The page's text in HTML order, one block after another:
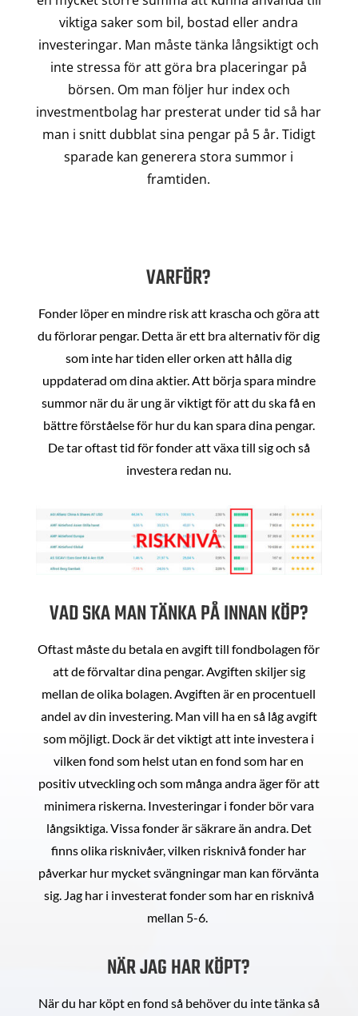
viktiga saker som bil, bostad eller andra
investeringar. Man måste tänka långsiktigt och
inte stressa för att göra bra placeringar på
börsen. Om man följer hur index och
investmentbolag har presterat under tid så har
man i snitt dubblat sina pengar på 5 år. Tidigt
sparade kan generera stora summor i
framtiden.
VARFÖR?
Fonder löper en mindre risk att krascha och göra att
du förlorar pengar. Detta är ett bra alternativ för dig
som inte har tiden eller orken att hålla dig
uppdaterad om dina aktier. Att börja spara mindre
summor när du är ung är viktigt för att du ska få en
bättre förståelse för hur du kan spara dina pengar.
De tar oftast tid för fonder att växa till sig och så
investera redan nu.
VAD SKA MAN TÄNKA PÅ INNAN KÖP?
Oftast måste du betala en avgift till fondbolagen för
att de förvaltar dina pengar. Avgiften skiljer sig
mellan de olika bolagen. Avgiften är en procentuell
andel av din investering. Man vill ha en så låg avgift
som möjligt. Dock är det viktigt att inte investera i
vilken fond som helst utan en fond som har en
positiv utveckling och som många andra äger för att
minimera riskerna. Investeringar i fonder bör vara
långsiktiga. Vissa fonder är säkrare än andra. Det
finns olika risknivåer, vilken risknivå fonder har
påverkar hur mycket svängningar man kan förvänta
sig. Jag har i investerat fonder som har en risknivå
mellan 5-6.
NÄR JAG HAR KÖPT?
När du har köpt en fond så behöver du inte tänka så